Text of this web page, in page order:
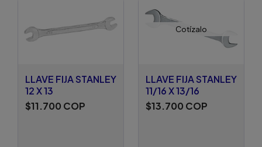
LLAVE FIJA STANLEY
12 X 13
$11.700 COP
Cotízalo
LLAVE FIJA STANLEY
11/16 X 13/16
$13.700 COP